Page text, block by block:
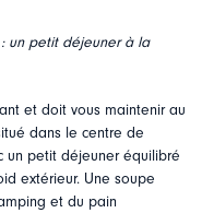
: un petit déjeuner à la
et doit vous maintenir au
dans le centre de
un petit déjeuner équilibré
extérieur. Une soupe
et du pain